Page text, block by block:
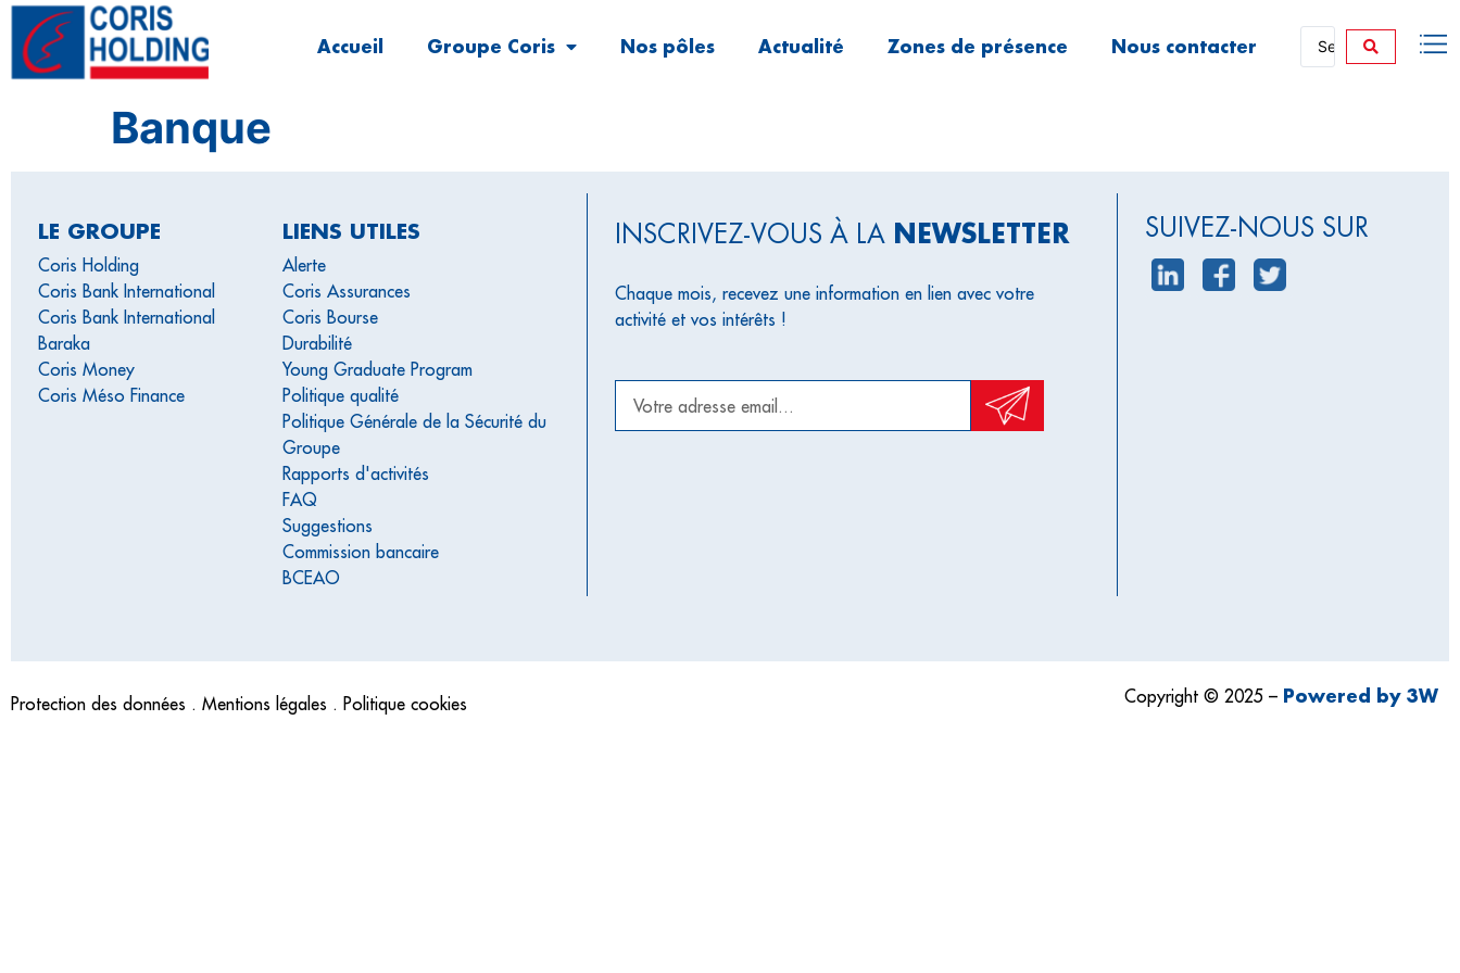
Accueil Groupe Coris Nos pôles Actualité Zones de présence Nous contacter
Banque
LE GROUPE
Coris Holding
Coris Bank International
Coris Bank International
Baraka
Coris Money
Coris Méso Finance
LIENS UTILES
Alerte
Coris Assurances
Coris Bourse
Durabilité
Young Graduate Program
Politique qualité
Politique Générale de la Sécurité du
Groupe
Rapports d'activités
FAQ
Suggestions
Commission bancaire
BCEAO
INSCRIVEZ-VOUS À LA NEWSLETTER
Chaque mois, recevez une information en lien avec votre
activité et vos intérêts !
SUIVEZ-NOUS SUR
Protection des données . Mentions légales . Politique cookies Copyright © 2025 – Powered by 3W